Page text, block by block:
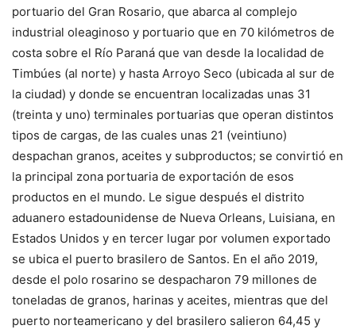
portuario del Gran Rosario, que abarca al complejo
industrial oleaginoso y portuario que en 70 kilómetros de
costa sobre el Río Paraná que van desde la localidad de
Timbúes (al norte) y hasta Arroyo Seco (ubicada al sur de
la ciudad) y donde se encuentran localizadas unas 31
(treinta y uno) terminales portuarias que operan distintos
tipos de cargas, de las cuales unas 21 (veintiuno)
despachan granos, aceites y subproductos; se convirtió en
la principal zona portuaria de exportación de esos
productos en el mundo. Le sigue después el distrito
aduanero estadounidense de Nueva Orleans, Luisiana, en
Estados Unidos y en tercer lugar por volumen exportado
se ubica el puerto brasilero de Santos. En el año 2019,
desde el polo rosarino se despacharon 79 millones de
toneladas de granos, harinas y aceites, mientras que del
puerto norteamericano y del brasilero salieron 64,45 y